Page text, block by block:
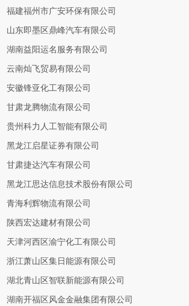
福建福州市广安环保有限公司
山东即墨区鼎峰汽车有限公司
湖南益阳运名服务有限公司
云南灿飞贸易有限公司
安徽锋亚化工有限公司
甘肃龙腾物流有限公司
贵州科力人工智能有限公司
黑龙江启星证券有限公司
甘肃捷达汽车有限公司
黑龙江思达信息技术股份有限公司
青海利辉物流有限公司
陕西宏达建材有限公司
天津河西区渝宁化工有限公司
浙江萧山区集日能源有限公司
湖北青山区智联新能源有限公司
湖南开福区风金金融集团有限公司